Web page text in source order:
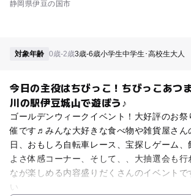
静岡県伊豆の国市
対象年齢 0歳-2歳3歳-6歳小学生中学生･高校生大人
今日の主役はちびっこ！ちびっこあつ
川の駅伊豆城山で遊ぼう♪
ゴールデンウィークイベント！大好評のお祭
催です♬みんな大好きな食べ物や雑貨屋さん
日、おもしろ自転車レース、宝探しゲーム
よさ体感コーナー、そして、、大抽選会も行
なが楽しめる内容盛りだくさんのイベントで
い